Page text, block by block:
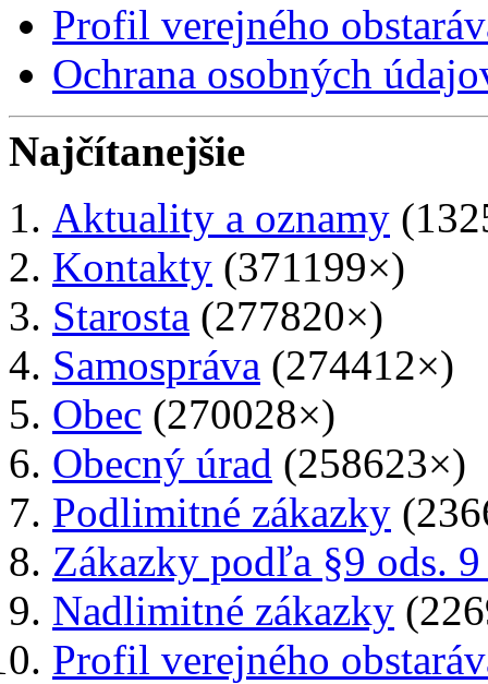
Profil verejného
Ochrana osobných
Najčítanejšie
Aktuality a oznamy
Kontakty (371199×)
Starosta (277820×)
Samospráva (274412×)
Obec (270028×)
Obecný úrad (258623×)
Podlimitné zákazky
Zákazky podľa §9 ods.
Nadlimitné zákazky
Profil verejného